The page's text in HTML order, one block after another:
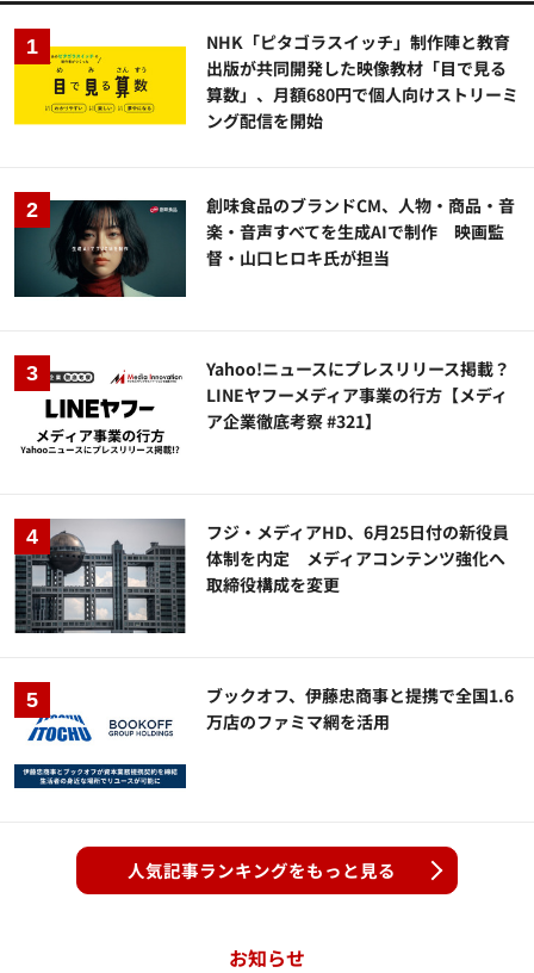
NHK「ピタゴラスイッチ」制作陣と教育
出版が共同開発した映像教材「目で見る
算数」、月額680円で個人向けストリーミ
ング配信を開始
創味食品のブランドCM、人物・商品・音
楽・音声すべてを生成AIで制作 映画監
督・山口ヒロキ氏が担当
Yahoo!ニュースにプレスリリース掲載？
LINEヤフーメディア事業の行方【メディ
ア企業徹底考察 #321】
フジ・メディアHD、6月25日付の新役員
体制を内定 メディアコンテンツ強化へ
取締役構成を変更
ブックオフ、伊藤忠商事と提携で全国1.6
万店のファミマ網を活用
人気記事ランキングをもっと見る
お知らせ